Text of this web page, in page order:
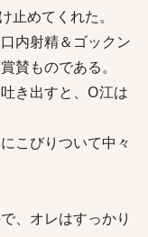
止めてくれた。
内射精＆ゴックン
賛ものである。
き出すと、O江は
こびりついて中々
、オレはすっかり